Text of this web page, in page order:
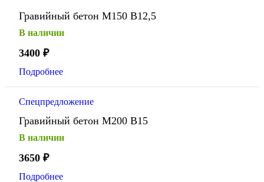
Гравийный бетон М150 В12,5
В наличии
3400 ₽
Подробнее
Спецпредложение
Гравийный бетон М200 В15
В наличии
3650 ₽
Подробнее